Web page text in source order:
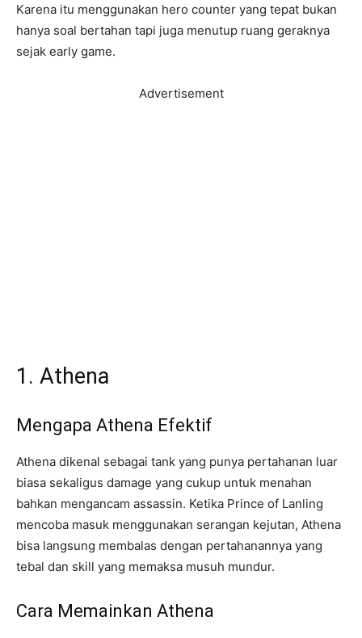
Karena itu menggunakan hero counter yang tepat bukan
hanya soal bertahan tapi juga menutup ruang geraknya
sejak early game.
Advertisement
1. Athena
Mengapa Athena Efektif
Athena dikenal sebagai tank yang punya pertahanan luar
biasa sekaligus damage yang cukup untuk menahan
bahkan mengancam assassin. Ketika Prince of Lanling
mencoba masuk menggunakan serangan kejutan, Athena
bisa langsung membalas dengan pertahanannya yang
tebal dan skill yang memaksa musuh mundur.
Cara Memainkan Athena